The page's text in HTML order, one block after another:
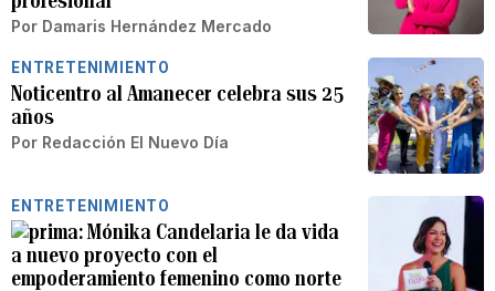
Por Damaris Hernández Mercado
ENTRETENIMIENTO
Noticentro al Amanecer celebra sus 25
años
Por Redacción El Nuevo Día
ENTRETENIMIENTO
Mónika Candelaria le da vida
a nuevo proyecto con el
empoderamiento femenino como norte